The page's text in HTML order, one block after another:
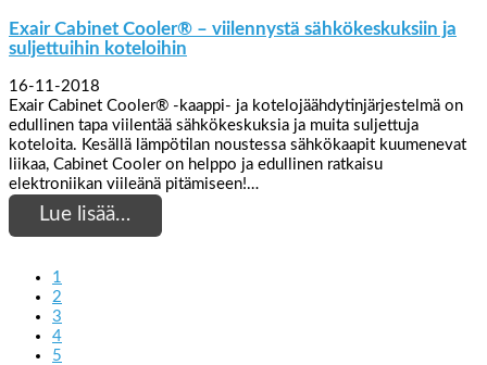
Exair Cabinet Cooler® – viilennystä sähkökeskuksiin ja
suljettuihin koteloihin
16-11-2018
Exair Cabinet Cooler® -kaappi- ja kotelojäähdytinjärjestelmä on
edullinen tapa viilentää sähkökeskuksia ja muita suljettuja
koteloita. Kesällä lämpötilan noustessa sähkökaapit kuumenevat
liikaa, Cabinet Cooler on helppo ja edullinen ratkaisu
elektroniikan viileänä pitämiseen!…
Lue lisää…
1
2
3
4
5